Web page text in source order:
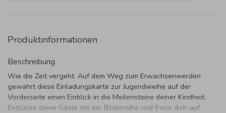
Produktinformationen
Beschreibung
Wie die Zeit vergeht. Auf dem Weg zum Erwachsenwerden
gewährt diese Einladungskarte zur Jugendweihe auf der
Vorderseite einen Einblick in die Meilensteine deiner Kindheit.
Entzücke deine Gäste mit der Bilderreihe und freue dich auf